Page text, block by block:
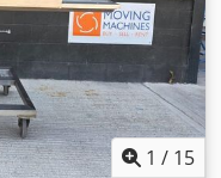
1 / 15